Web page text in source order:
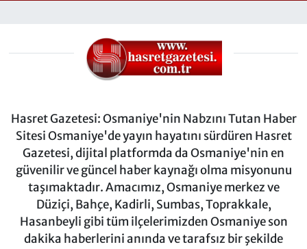
Hasret Gazetesi: Osmaniye'nin Nabzını Tutan Haber
Sitesi Osmaniye'de yayın hayatını sürdüren Hasret
Gazetesi, dijital platformda da Osmaniye'nin en
güvenilir ve güncel haber kaynağı olma misyonunu
taşımaktadır. Amacımız, Osmaniye merkez ve
Düziçi, Bahçe, Kadirli, Sumbas, Toprakkale,
Hasanbeyli gibi tüm ilçelerimizden Osmaniye son
dakika haberlerini anında ve tarafsız bir şekilde